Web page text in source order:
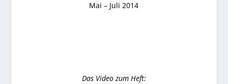
Mai – Juli 2014
Das Video zum Heft: